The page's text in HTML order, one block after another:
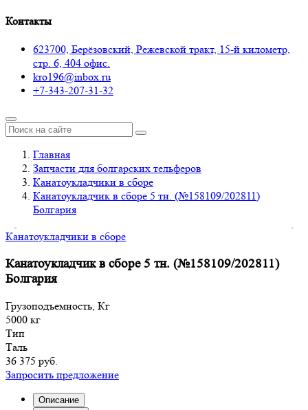
Контакты
623700, Берёзовский, Режевской тракт, 15-й километр,
стр. 6, 404 офис.
kro196@inbox.ru
+7-343-207-31-32
Главная
Запчасти для болгарских тельферов
Канатоукладчики в сборе
Канатоукладчик в сборе 5 тн. (№158109/202811)
Болгария
Канатоукладчики в сборе
Канатоукладчик в сборе 5 тн. (№158109/202811)
Болгария
Грузоподъемность, Кг
5000 кг
Тип
Таль
36 375 руб.
Запросить предложение
Описание